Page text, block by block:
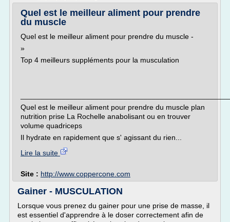
Quel est le meilleur aliment pour prendre
du muscle
Quel est le meilleur aliment pour prendre du muscle -
»
Top 4 meilleurs suppléments pour la musculation
Quel est le meilleur aliment pour prendre du muscle plan
nutrition prise La Rochelle anabolisant ou en trouver
volume quadriceps
Il hydrate en rapidement que s' agissant du rien...
Lire la suite
Site : http://www.coppercone.com
Gainer - MUSCULATION
Lorsque vous prenez du gainer pour une prise de masse, il
est essentiel d'apprendre à le doser correctement afin de